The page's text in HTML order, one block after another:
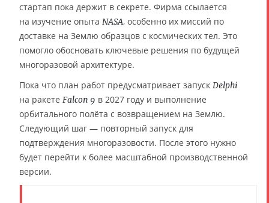
стартап пока держит в секрете. Фирма ссылается
на изучение опыта NASA, особенно их миссий по
доставке на Землю образцов с космических тел. Это
помогло обосновать ключевые решения по будущей
многоразовой архитектуре.
Пока что план работ предусматривает запуск Delphi
на ракете Falcon 9 в 2027 году и выполнение
орбитального полёта с возвращением на Землю.
Следующий шаг — повторный запуск для
подтверждения многоразовости. После этого нужно
будет перейти к более масштабной производственной
версии.